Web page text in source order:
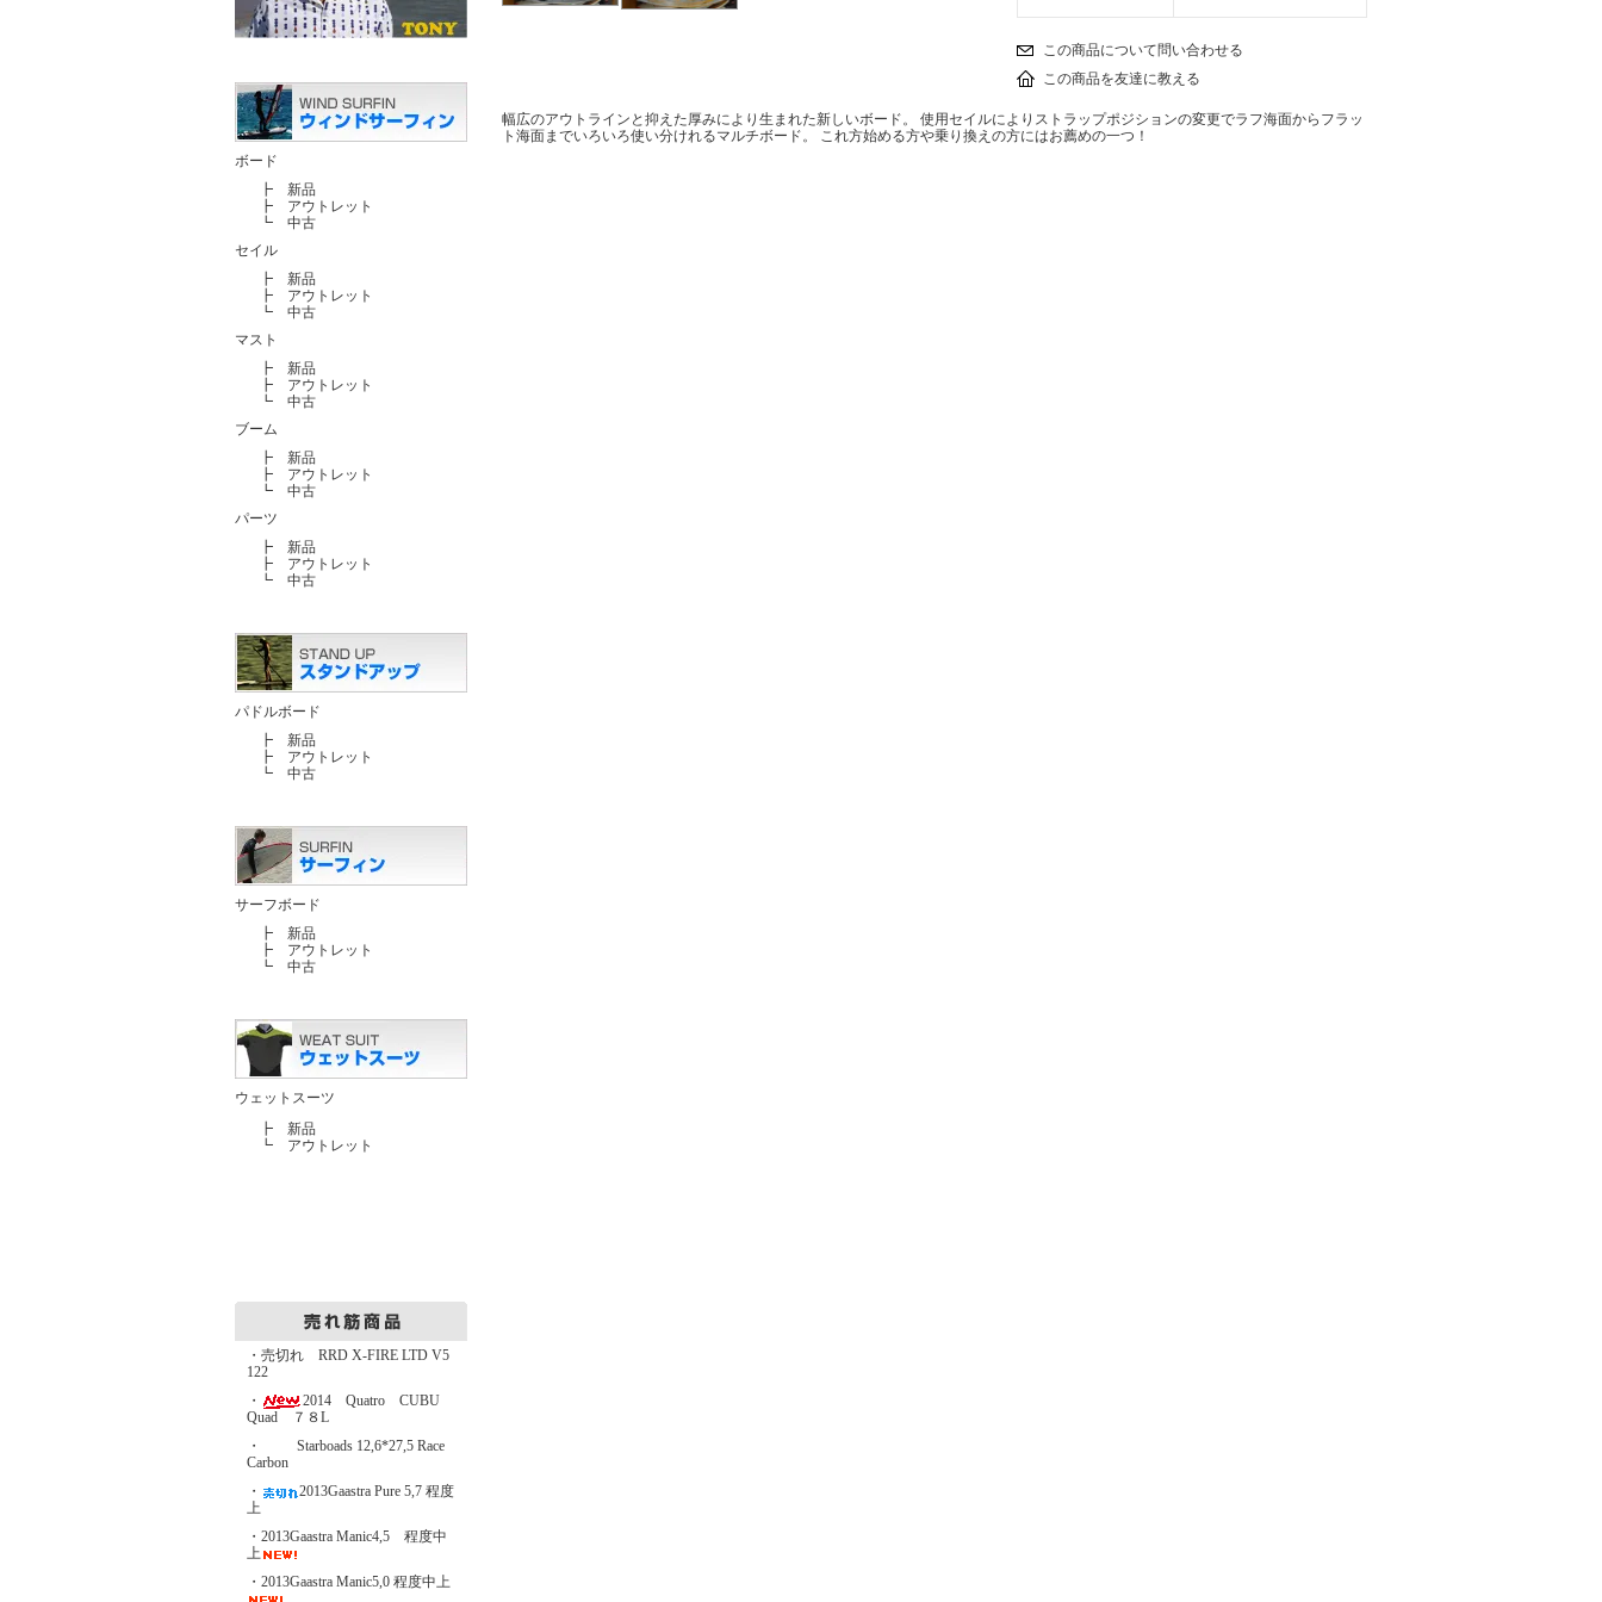
ボード
┣ 新品
┣ アウトレット
┗ 中古
セイル
┣ 新品
┣ アウトレット
┗ 中古
マスト
┣ 新品
┣ アウトレット
┗ 中古
ブーム
┣ 新品
┣ アウトレット
┗ 中古
パーツ
┣ 新品
┣ アウトレット
┗ 中古
パドルボード
┣ 新品
┣ アウトレット
┗ 中古
サーフボード
┣ 新品
┣ アウトレット
┗ 中古
ウェットスーツ
┣ 新品
┗ アウトレット
・売切れ RRD X-FIRE LTD V5
122
・
2014 Quatro CUBU
Quad ７８L
・
Starboads 12,6*27,5 Race
Carbon
・
2013Gaastra Pure 5,7 程度
上
・2013Gaastra Manic4,5 程度中
上
・2013Gaastra Manic5,0 程度中上
この商品について問い合わせる
この商品を友達に教える
幅広のアウトラインと抑えた厚みにより生まれた新しいボード。 使用セイルによりストラップポジションの変更でラフ海面からフラッ
ト海面までいろいろ使い分けれるマルチボード。 これ方始める方や乗り換えの方にはお薦めの一つ！